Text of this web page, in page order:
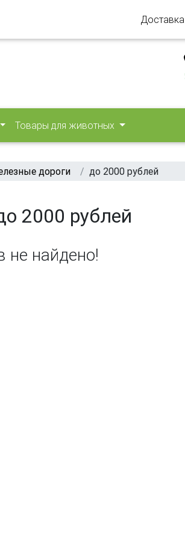
Доставка
Товары для животных
дороги до 2000 рублей
2000 рублей
не найдено!